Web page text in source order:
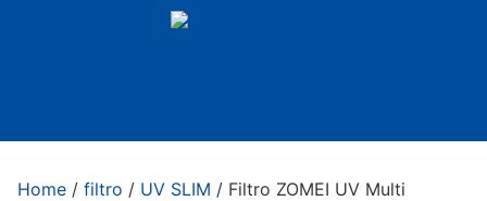
Home / filtro / UV SLIM / Filtro ZOMEI UV Multi